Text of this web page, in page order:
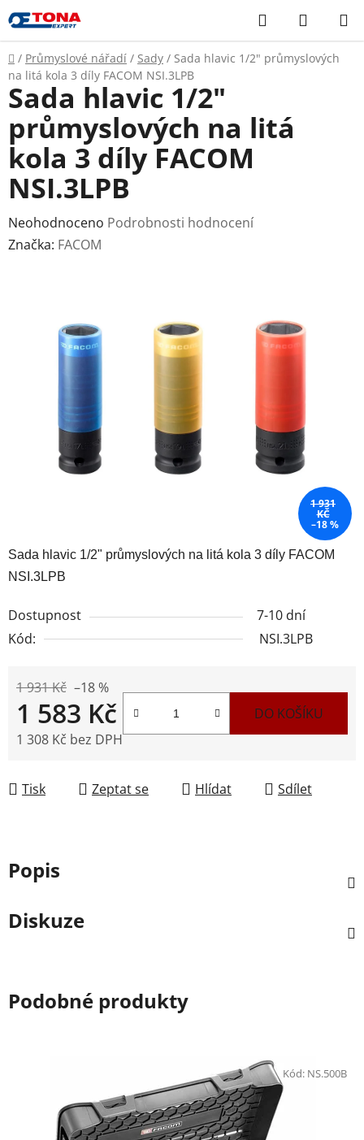
Přejít
na
obsah
Hledat
KOŠÍK
Domů
/ Průmyslové nářadí / Sady / Sada hlavic 1/2" průmyslových
na litá kola 3 díly FACOM NSI.3LPB
Sada hlavic 1/2" průmyslových na litá kola 3 díly FACOM
NSI.3LPB
Dostupnost
7-10 dní
Kód:
NSI.3LPB
1 931 Kč –18 %
1 583 Kč
1 308 Kč bez DPH
DO KOŠÍKU
Tisk Zeptat se Hlídat Sdílet
Sada hlavic 1/2"
průmyslových na litá
kola 3 díly FACOM
NSI.3LPB
Průměrné
hodnocení
Neohodnoceno Podrobnosti hodnocení
Značka: FACOM
1 931
KČ
–18 %
Popis
Diskuze
Podobné produkty
Kód: NS.500B